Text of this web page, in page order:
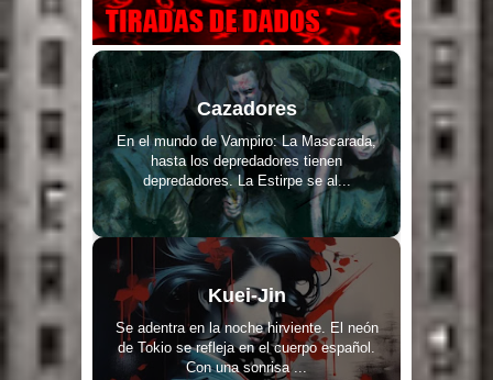
Cazadores
En el mundo de Vampiro: La Mascarada,
hasta los depredadores tienen
depredadores. La Estirpe se al...
Kuei-Jin
Se adentra en la noche hirviente. El neón
de Tokio se refleja en el cuerpo español.
Con una sonrisa ...